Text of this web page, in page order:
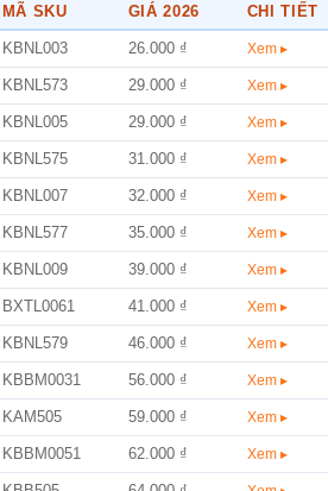
MÃ SKU GIÁ 2026 CHI TIẾT
KBNL003 26.000 ₫ Xem ▸
KBNL573 29.000 ₫ Xem ▸
KBNL005 29.000 ₫ Xem ▸
KBNL575 31.000 ₫ Xem ▸
KBNL007 32.000 ₫ Xem ▸
KBNL577 35.000 ₫ Xem ▸
KBNL009 39.000 ₫ Xem ▸
BXTL0061 41.000 ₫ Xem ▸
KBNL579 46.000 ₫ Xem ▸
KBBM0031 56.000 ₫ Xem ▸
KAM505 59.000 ₫ Xem ▸
KBBM0051 62.000 ₫ Xem ▸